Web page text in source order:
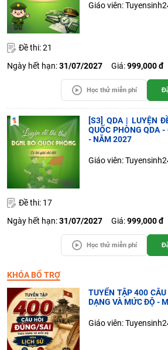
Giáo viên:
Đề thi: 21
Ngày hết hạn:31/07/2027 Giá:999,000 đ
Học thử miễn phí
[S3] QDA | LUYỆN
QUỐC PHÒNG QDA
- NĂM 2027
Giáo viên:
Đề thi: 17
Ngày hết hạn:31/07/2027 Giá:999,000 đ
Học thử miễn phí
KHÓA BỔ TRỢ
TUYỂN TẬP 400
DẠNG VÀ MỨC ĐỘ -
Giáo viên: